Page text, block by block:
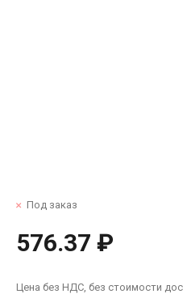
Под заказ
576.37 ₽
Цена без НДС, без стоимости